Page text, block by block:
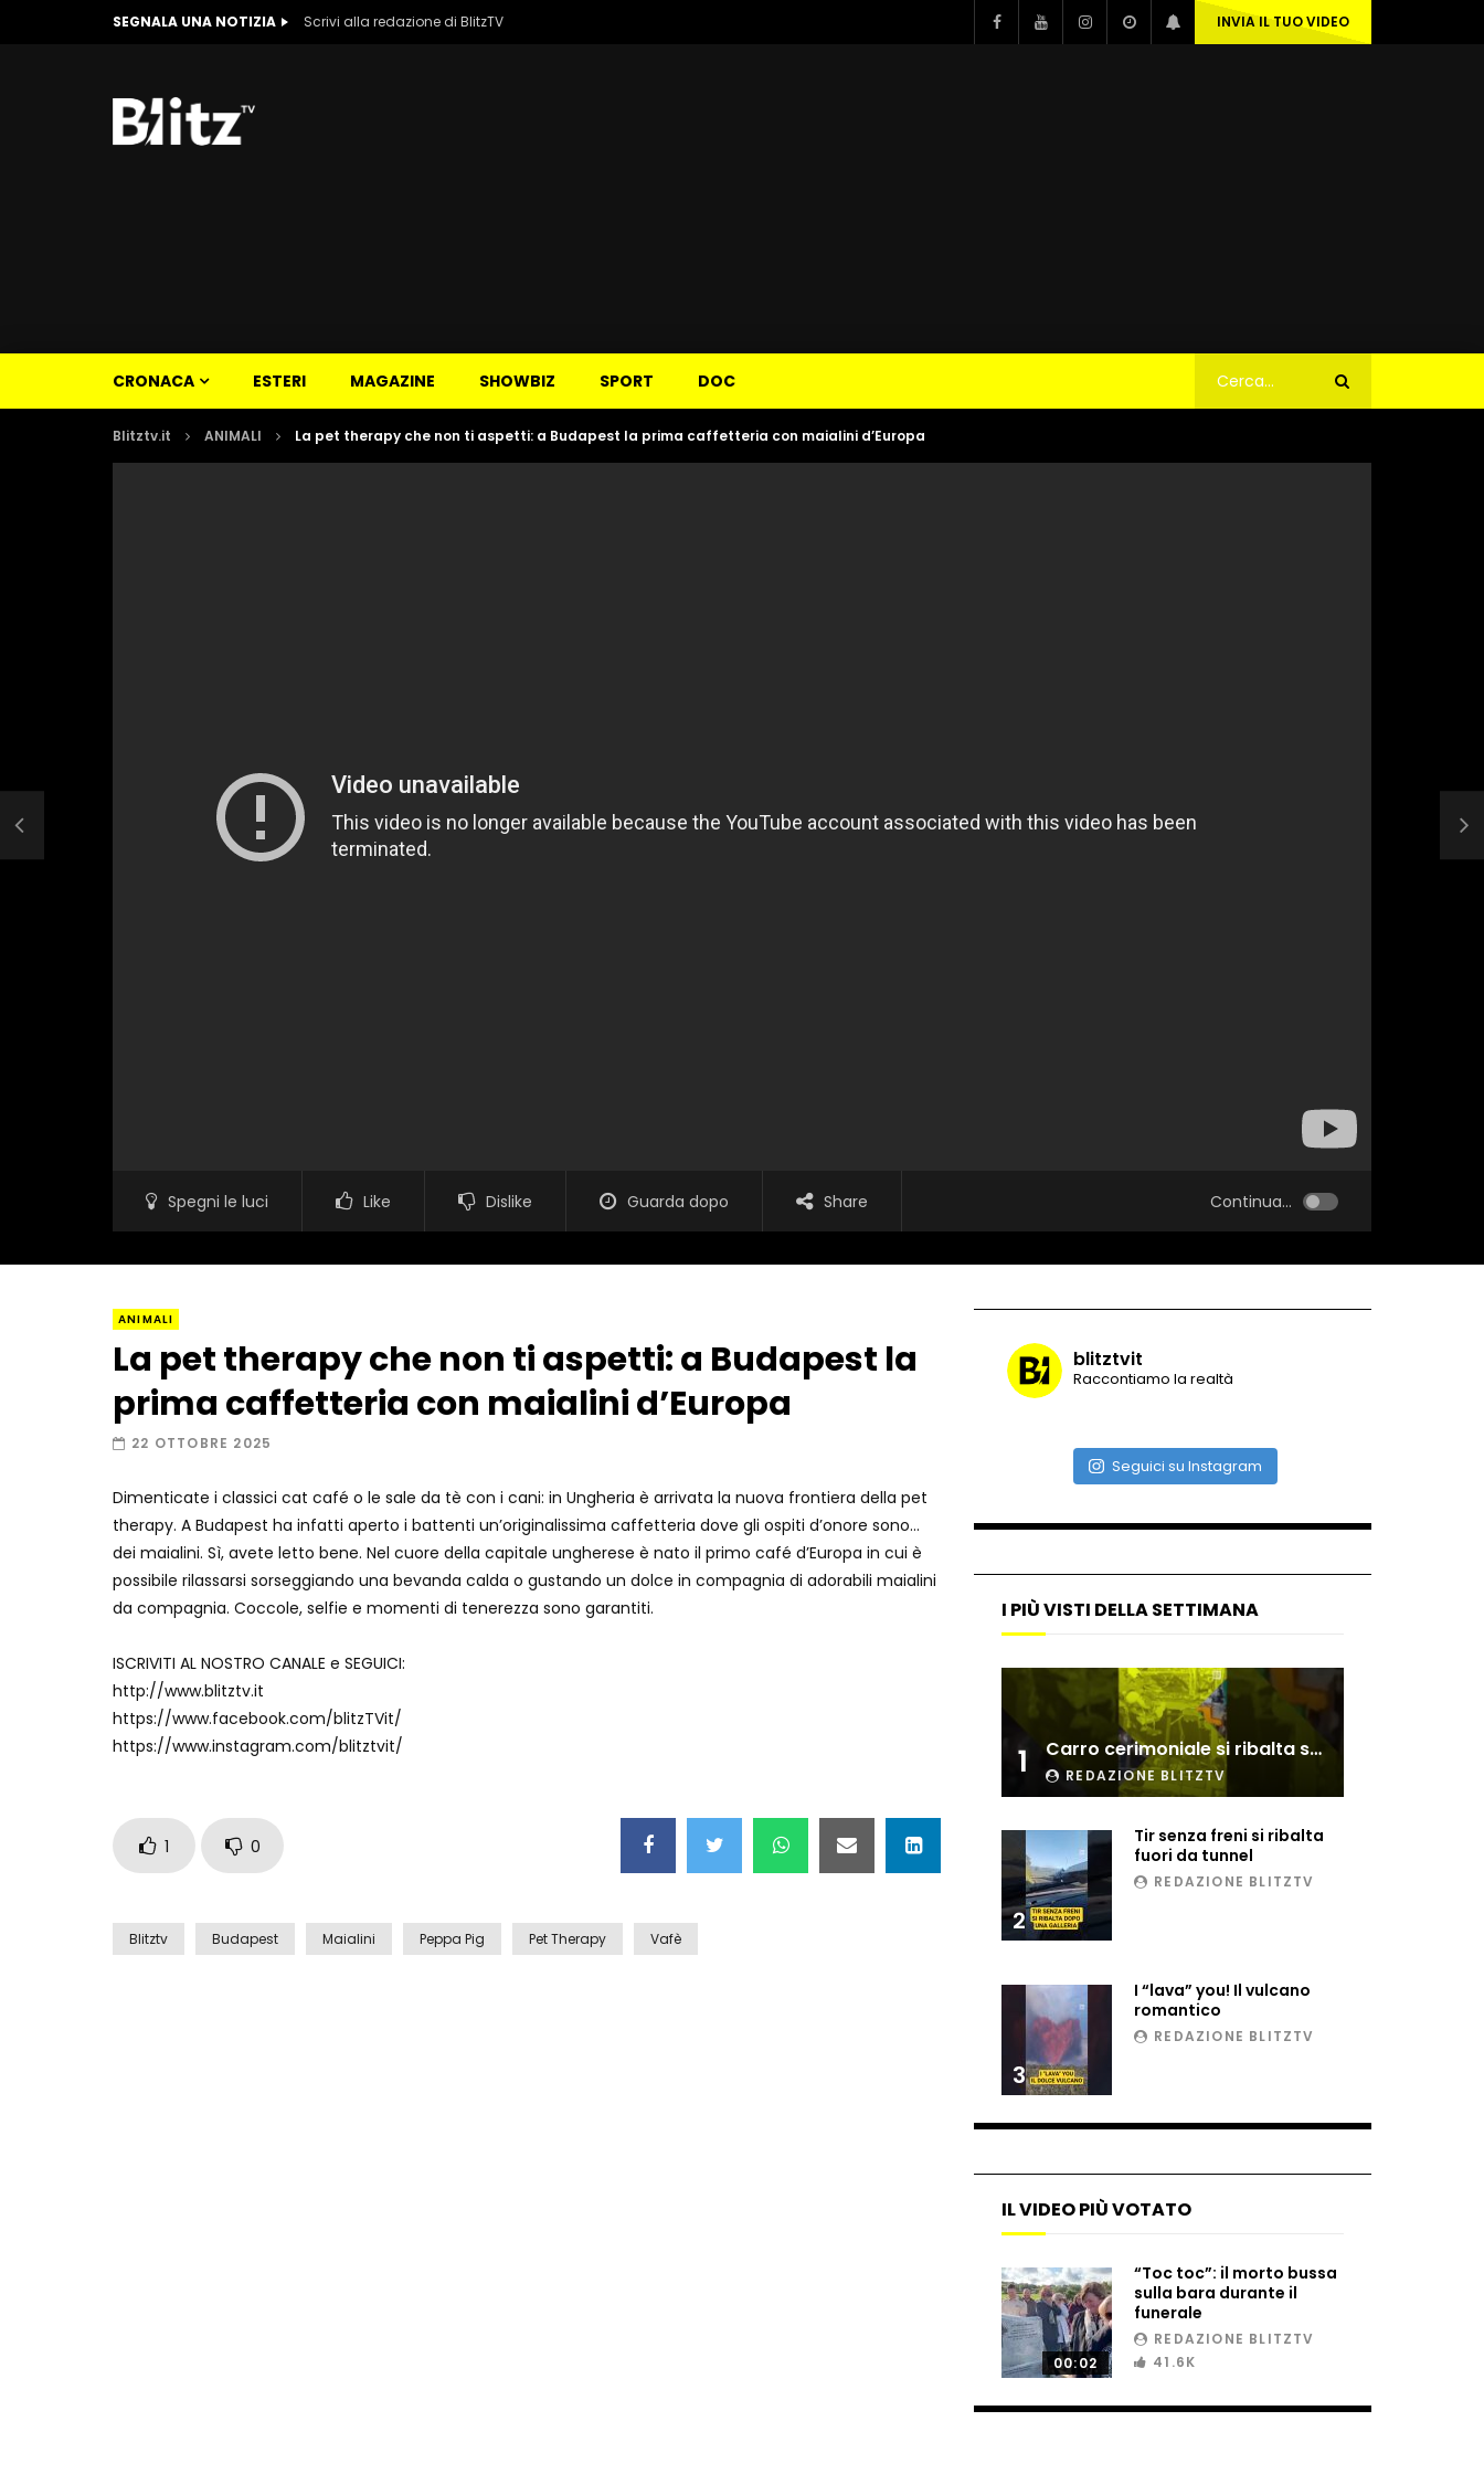
SEGNALA UNA NOTIZIA Scrivi alla redazione di BlitzTV INVIA IL TUO VIDEO
CRONACA ESTERI MAGAZINE SHOWBIZ SPORT DOC
Blitztv.it ANIMALI La pet therapy che non ti aspetti: a Budapest la prima caffetteria con maialini d’Europa
Spegni le luci Like Dislike Guarda dopo Share Continua...
ANIMALI
La pet therapy che non ti aspetti: a Budapest la
prima caffetteria con maialini d’Europa
22 OTTOBRE 2025
Dimenticate i classici cat café o le sale da tè con i cani: in Ungheria è arrivata la nuova frontiera della pet
therapy. A Budapest ha infatti aperto i battenti un’originalissima caffetteria dove gli ospiti d’onore sono…
dei maialini. Sì, avete letto bene. Nel cuore della capitale ungherese è nato il primo café d’Europa in cui è
possibile rilassarsi sorseggiando una bevanda calda o gustando un dolce in compagnia di adorabili maialini
da compagnia. Coccole, selfie e momenti di tenerezza sono garantiti.
ISCRIVITI AL NOSTRO CANALE e SEGUICI:
http://www.blitztv.it
https://www.facebook.com/blitzTVit/
https://www.instagram.com/blitztvit/
1 0
Blitztv Budapest Maialini Peppa Pig Pet Therapy Vafè
blitztvit
Raccontiamo la realtà
Seguici su Instagram
I PIÙ VISTI DELLA SETTIMANA
1 Carro cerimoniale si ribalta sulla folla
REDAZIONE BLITZTV
2
Tir senza freni si ribalta
fuori da tunnel
REDAZIONE BLITZTV
3
I “lava” you! Il vulcano
romantico
REDAZIONE BLITZTV
IL VIDEO PIÙ VOTATO
00:02
“Toc toc”: il morto bussa
sulla bara durante il
funerale
REDAZIONE BLITZTV
41.6K